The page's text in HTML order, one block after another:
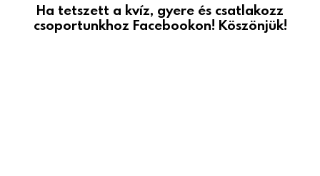
Ha tetszett a kvíz, gyere és csatlakozz
csoportunkhoz Facebookon! Köszönjük!